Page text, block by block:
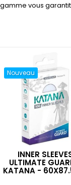
vous
Nouveau
INNER
ULTIMATE
KATANA -